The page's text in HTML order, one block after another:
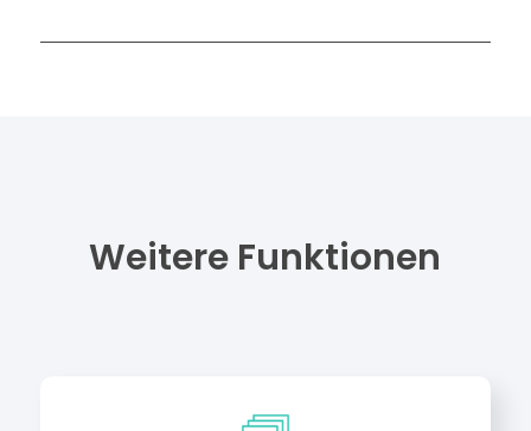
Weitere Funktionen